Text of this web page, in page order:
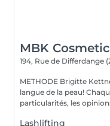
MBK
194, Rue de Differdange
METHODE Brigitte
langue de la peau!
particularités, les
Lashlifting